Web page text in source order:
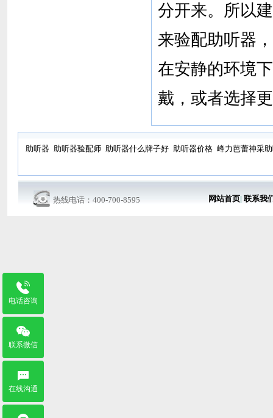
分开来。所以
来验配助听器
在安静的环境
戴，或者选择
助听器 助听器验配师 助听器什么牌子好 助听器价格 峰力芭蕾神采
热线电话：400-700-8595 网站首页| 联系我
电话咨询
联系微信
在线沟通